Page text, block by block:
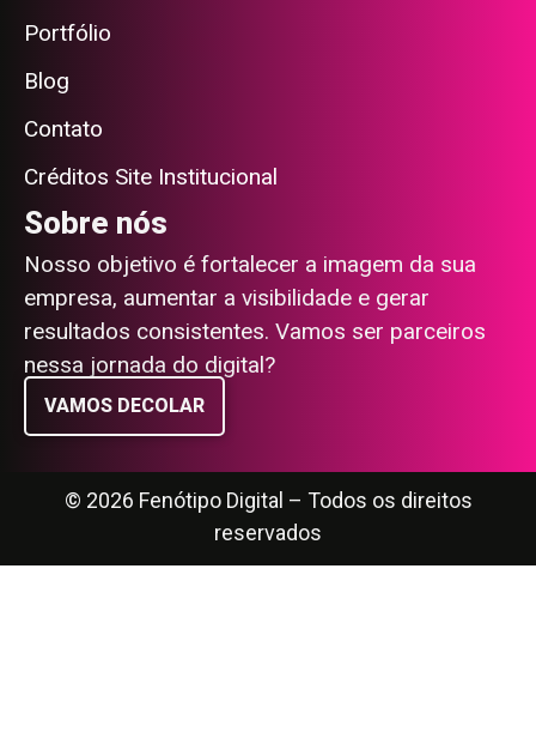
Portfólio
Blog
Contato
Créditos Site Institucional
Sobre nós
Nosso objetivo é fortalecer a imagem da sua
empresa, aumentar a visibilidade e gerar
resultados consistentes. Vamos ser parceiros
nessa jornada do digital?
VAMOS DECOLAR
© 2026 Fenótipo Digital – Todos os direitos
reservados